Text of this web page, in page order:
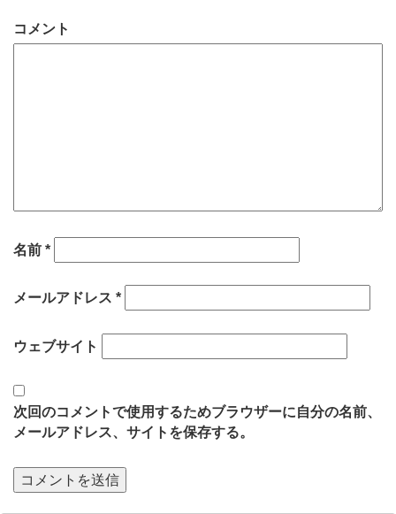
コメント
名前 *
メールアドレス *
ウェブサイト
次回のコメントで使用するためブラウザーに自分の名前、
メールアドレス、サイトを保存する。